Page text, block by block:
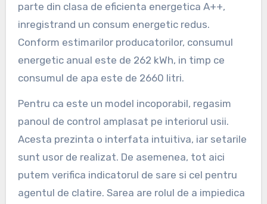
parte din clasa de eficienta energetica A++,
inregistrand un consum energetic redus.
Conform estimarilor producatorilor, consumul
energetic anual este de 262 kWh, in timp ce
consumul de apa este de 2660 litri.
Pentru ca este un model incoporabil, regasim
panoul de control amplasat pe interiorul usii.
Acesta prezinta o interfata intuitiva, iar setarile
sunt usor de realizat. De asemenea, tot aici
putem verifica indicatorul de sare si cel pentru
agentul de clatire. Sarea are rolul de a impiedica